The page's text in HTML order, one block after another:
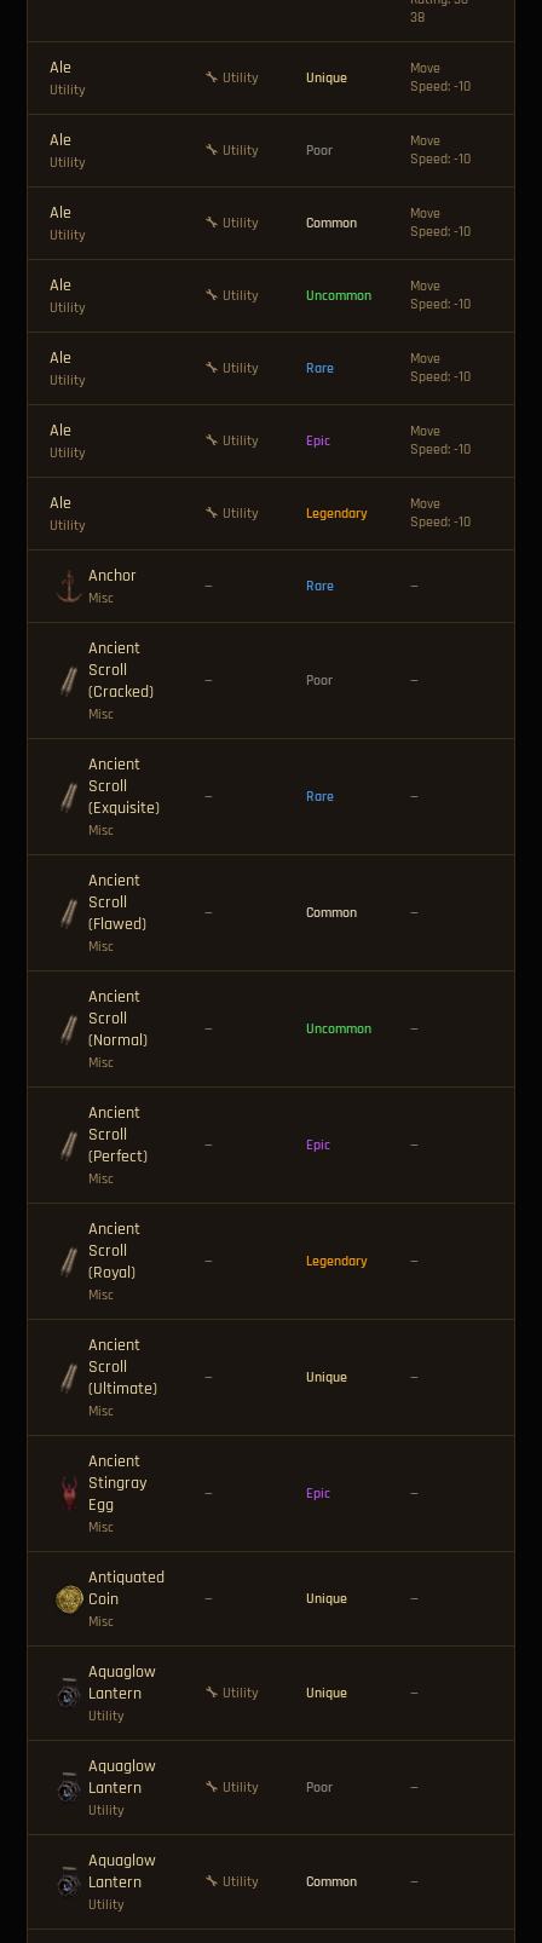
38
Ale
Utility
🔧 Utility Unique
Move
Speed: -10
Ale
Utility
🔧 Utility Poor
Move
Speed: -10
Ale
Utility
🔧 Utility Common
Move
Speed: -10
Ale
Utility
🔧 Utility Uncommon
Move
Speed: -10
Ale
Utility
🔧 Utility Rare
Move
Speed: -10
Ale
Utility
🔧 Utility Epic
Move
Speed: -10
Ale
Utility
🔧 Utility Legendary
Move
Speed: -10
Anchor
Misc
— Rare —
Ancient
Scroll
(Cracked)
Misc
— Poor —
Ancient
Scroll
(Exquisite)
Misc
— Rare —
Ancient
Scroll
(Flawed)
Misc
— Common —
Ancient
Scroll
(Normal)
Misc
— Uncommon —
Ancient
Scroll
(Perfect)
Misc
— Epic —
Ancient
Scroll
(Royal)
Misc
— Legendary —
Ancient
Scroll
(Ultimate)
Misc
— Unique —
Ancient
Stingray
Egg
Misc
— Epic —
Antiquated
Coin
Misc
— Unique —
Aquaglow
Lantern
Utility
🔧 Utility Unique —
Aquaglow
Lantern
Utility
🔧 Utility Poor —
Aquaglow
Lantern
Utility
🔧 Utility Common —